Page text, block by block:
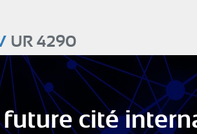
UR 4290
future cité